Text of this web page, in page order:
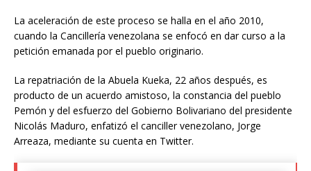
La aceleración de este proceso se halla en el año 2010,
cuando la Cancillería venezolana se enfocó en dar curso a la
petición emanada por el pueblo originario.
La repatriación de la Abuela Kueka, 22 años después, es
producto de un acuerdo amistoso, la constancia del pueblo
Pemón y del esfuerzo del Gobierno Bolivariano del presidente
Nicolás Maduro, enfatizó el canciller venezolano, Jorge
Arreaza, mediante su cuenta en Twitter.